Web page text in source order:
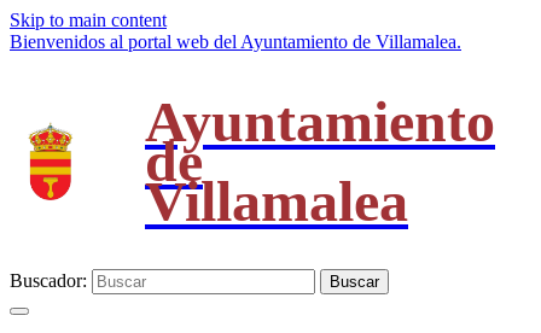
Skip to main content
Bienvenidos al portal web del Ayuntamiento de Villamalea.
Ayuntamiento
de
Villamalea
Buscador: Buscar